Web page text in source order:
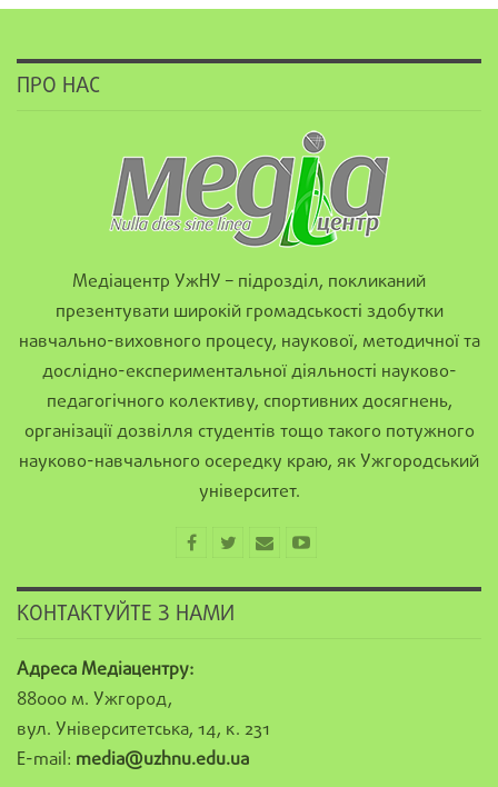
ПРО НАС
Медіацентр УжНУ – підрозділ, покликаний
презентувати широкій громадськості здобутки
навчально-виховного процесу, наукової, методичної та
дослідно-експериментальної діяльності науково-
педагогічного колективу, спортивних досягнень,
організації дозвілля студентів тощо такого потужного
науково-навчального осередку краю, як Ужгородський
університет.
КОНТАКТУЙТЕ З НАМИ
Адреса Медіацентру:
88000 м. Ужгород,
вул. Університетська, 14, к. 231
E-mail: media@uzhnu.edu.ua